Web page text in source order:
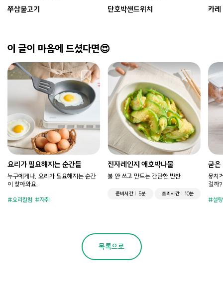
쭈삼불고기 단호박샌드위치 카레
이 글이 마음에 드셨다면😍
요리가 필요해지는 순간들
누구에게나, 요리가 필요해지는 순간
이 찾아와요.
요리칼럼 자취
전자레인지 애호박나물
불 안 쓰고 만드는 간단한 반찬
준비시간 5분 조리시간 10분
굳은
뭉치
걸까?
설탕
목록으로